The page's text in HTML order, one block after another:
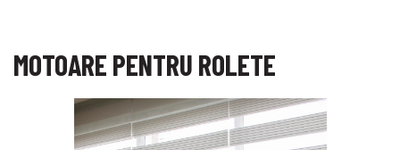
MOTOARE PENTRU ROLETE